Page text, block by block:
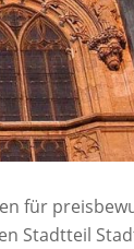
für
Stadtteil